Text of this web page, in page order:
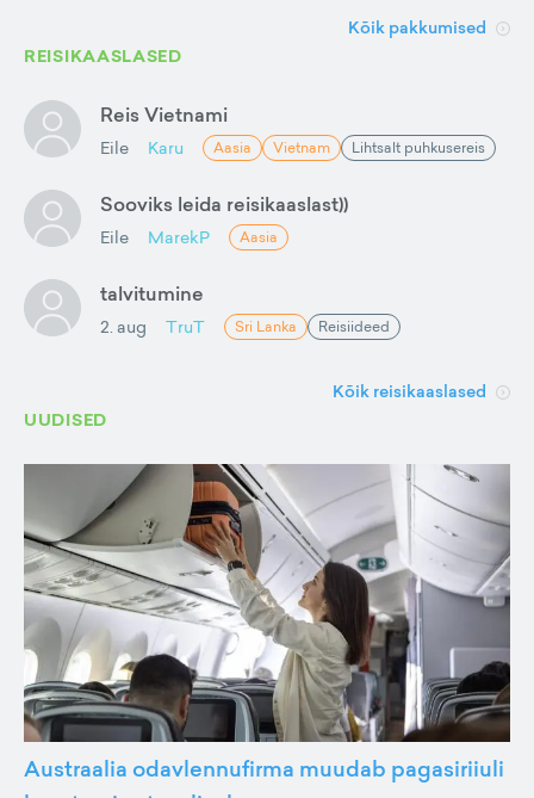
Kõik pakkumised
REISIKAASLASED
Reis Vietnami
Eile Karu Aasia Vietnam Lihtsalt puhkusereis
Sooviks leida reisikaaslast))
Eile MarekP Aasia
talvitumine
2. aug TruT Sri Lanka Reisiideed
Kõik reisikaaslased
UUDISED
Austraalia odavlennufirma muudab pagasiriiuli